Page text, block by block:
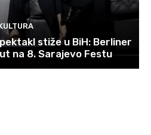
stiže u BiH: Berliner
na 8. Sarajevo Festu